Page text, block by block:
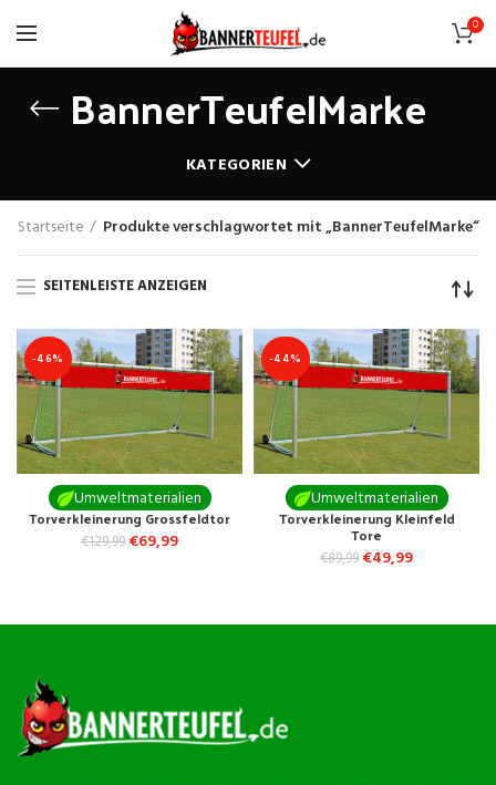
0
BannerTeufelMarke
KATEGORIEN
Startseite Produkte verschlagwortet mit „BannerTeufelMarke“
SEITENLEISTE ANZEIGEN
-46%
Umweltmaterialien
Torverkleinerung Grossfeldtor
€129,99 €69,99
-44%
Umweltmaterialien
Torverkleinerung Kleinfeld
Tore
€89,99 €49,99